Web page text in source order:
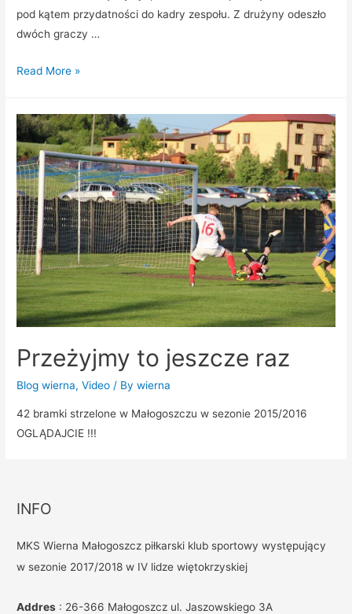
pod kątem przydatności do kadry zespołu. Z drużyny odeszło
dwóch graczy …
Read More »
Przeżyjmy to jeszcze raz
Blog wierna,Video / Bywierna
42 bramki strzelone w Małogoszczu w sezonie 2015/2016
OGLĄDAJCIE !!!
INFO
MKS Wierna Małogoszcz piłkarski klub sportowy występujący
w sezonie 2017/2018 w IV lidze więtokrzyskiej
Addres : 26-366 Małogoszcz ul. Jaszowskiego 3A